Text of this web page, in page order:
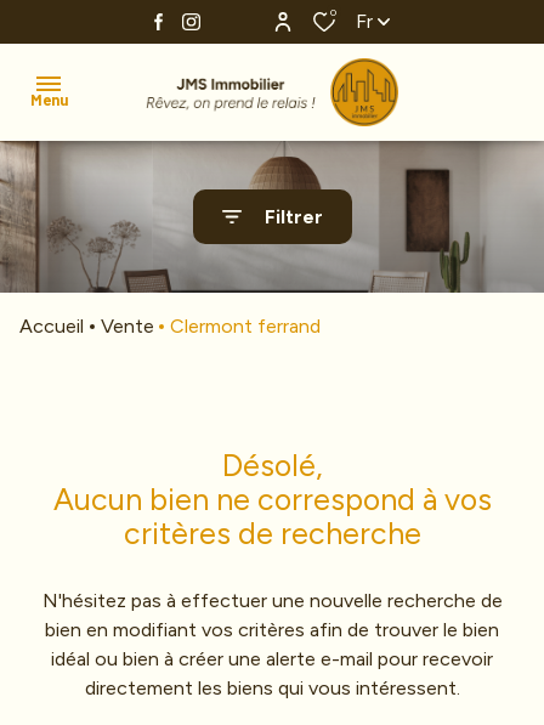
0 Fr
Menu
Ventes
Estimation
Alerte
e-
Le
Saviez-
vous
Filtrer
Accueil Vente Clermont ferrand
Désolé,
Aucun bien ne correspond à vos
critères de recherche
N'hésitez pas à effectuer une nouvelle recherche de
bien en modifiant vos critères afin de trouver le bien
idéal ou bien à créer une alerte e-mail pour recevoir
directement les biens qui vous intéressent.